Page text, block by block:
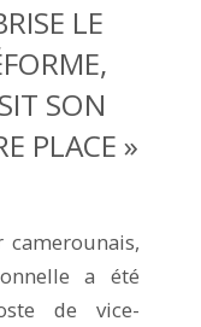
LE
SON
PLACE »
a été
de vice-